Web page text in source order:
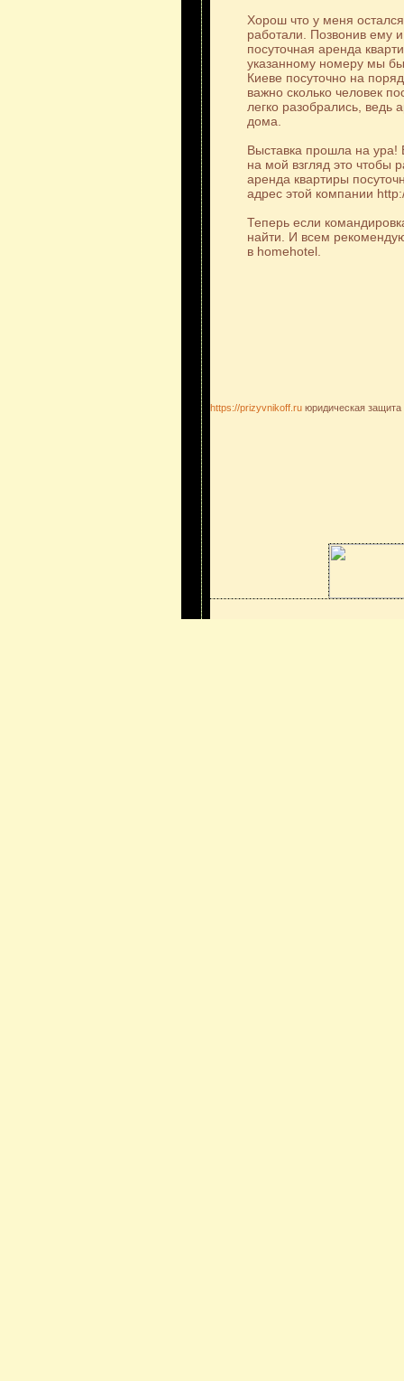
Хорош что у меня
работали. Позвонив ему
посуточная аренда
указанному номеру мы
Киеве посуточно на
важно сколько человек
легко разобрались, ведь
дома.
Выставка прошла на
на мой взгляд это чтобы
аренда квартиры
адрес этой компании
Теперь если
найти. И всем
в homehotel.
https://prizyvnikoff.ru юридическая защита